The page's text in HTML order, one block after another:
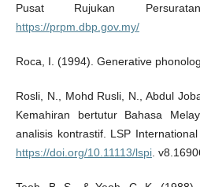
Pusat Rujukan
https://prpm.dbp.gov.my/
Roca, I. (1994). Generative
Rosli, N., Mohd Rusli, N., Abdul
Kemahiran bertutur Bahasa
analisis kontrastif. LSP
https://doi.org/10.11113/lspi.